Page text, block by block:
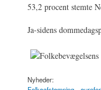
53,2 procent stemte
Ja-sidens
Nyheder: